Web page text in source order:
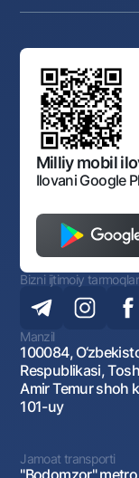
Bank tarkibi
Aksilkorrupsiya
Korporativ uslub
Sayt haritasi
Auksionlar
Ofis va
Shaxsiy
O‘zbekiston
Standart
Normativ-
Normativ huquqiy
O'zbekiston
Bankining ish
Ochiq ma'lumotlar
Monopoliyaga
Milliy mobil
Ilovani Google
Bizni ijtimoiy
Manzil
100084,
Respublikasi,
Amir Temur shoh
101-uy
Jamoat transporti